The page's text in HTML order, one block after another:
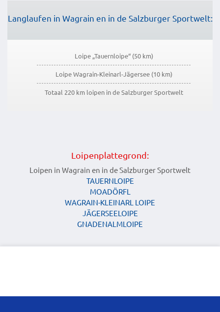
Langlaufen in Wagrain en in de Salzburger Sportwelt:
Loipe „Tauernloipe“ (50 km)
Loipe Wagrain-Kleinarl-Jägersee (10 km)
Totaal 220 km loipen in de Salzburger Sportwelt
Loipenplattegrond:
Loipen in Wagrain en in de Salzburger Sportwelt
TAUERNLOIPE
MOADÖRFL
WAGRAIN-KLEINARL LOIPE
JÄGERSEELOIPE
GNADENALMLOIPE